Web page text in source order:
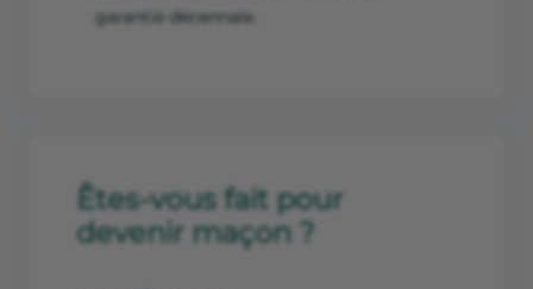
garantie décennale.
Êtes-vous fait pour
devenir maçon ?